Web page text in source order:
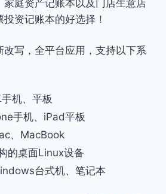
家庭资产记账本以及门店生意店
资记账本的好选择！
改写，全平台应用，支持以下系
机、平板
手机、iPad平板
、MacBook
的桌面Linux设备
台式机、笔记本